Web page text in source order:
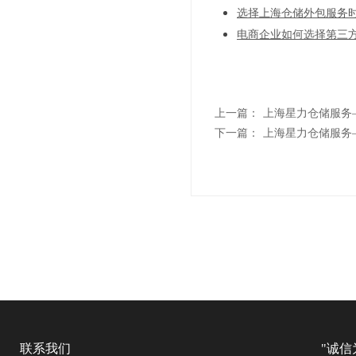
选择上海仓储外包服务
电商企业如何选择第三
上一篇：
上海星力仓储服
下一篇：
上海星力仓储服
联系我们 "诚信